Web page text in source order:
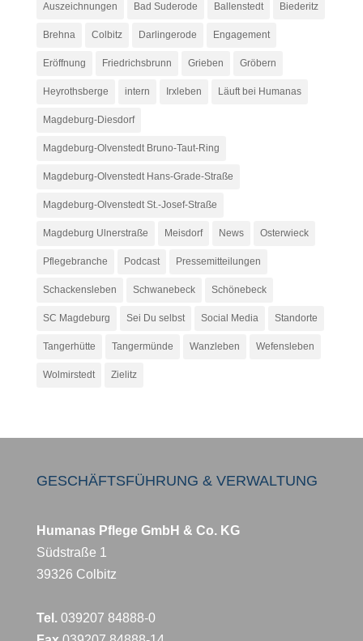
Auszeichnungen Bad Suderode Ballenstedt Biederitz
Brehna Colbitz Darlingerode Engagement
Eröffnung Friedrichsbrunn Grieben Gröbern
Heyrothsberge intern Irxleben Läuft bei Humanas
Magdeburg-Diesdorf
Magdeburg-Olvenstedt Bruno-Taut-Ring
Magdeburg-Olvenstedt Hans-Grade-Straße
Magdeburg-Olvenstedt St.-Josef-Straße
Magdeburg Ulnerstraße Meisdorf News Osterwieck
Pflegebranche Podcast Pressemitteilungen
Schackensleben Schwanebeck Schönebeck
SC Magdeburg Sei Du selbst Social Media Standorte
Tangerhütte Tangermünde Wanzleben Wefensleben
Wolmirstedt Zielitz
GESCHÄFTSFÜHRUNG & VERWALTUNG
Humanas Pflege GmbH & Co. KG
Südstraße 1
39326 Colbitz
Tel.039207 84888-0